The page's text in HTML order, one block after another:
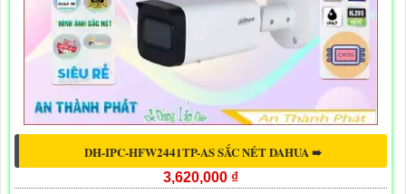
DH-IPC-HFW2441TP-AS SẮC NÉT DAHUA ➠
3,620,000 ₫